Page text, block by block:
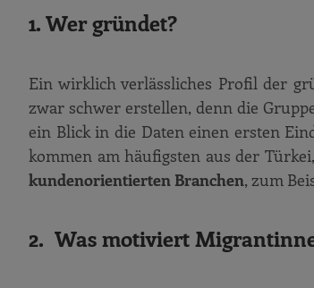
1. Wer gründet?
Ein wirklich verlässliches Profil der
zwar schwer erstellen, denn die
ein Blick in die Daten einen ersten
kommen am häufigsten aus der
kundenorientierten Branchen, zum
2. Was motiviert